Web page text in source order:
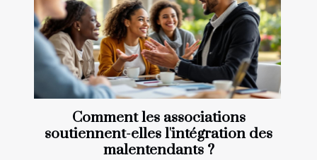
Comment les associations
soutiennent-elles l'intégration des
malentendants ?